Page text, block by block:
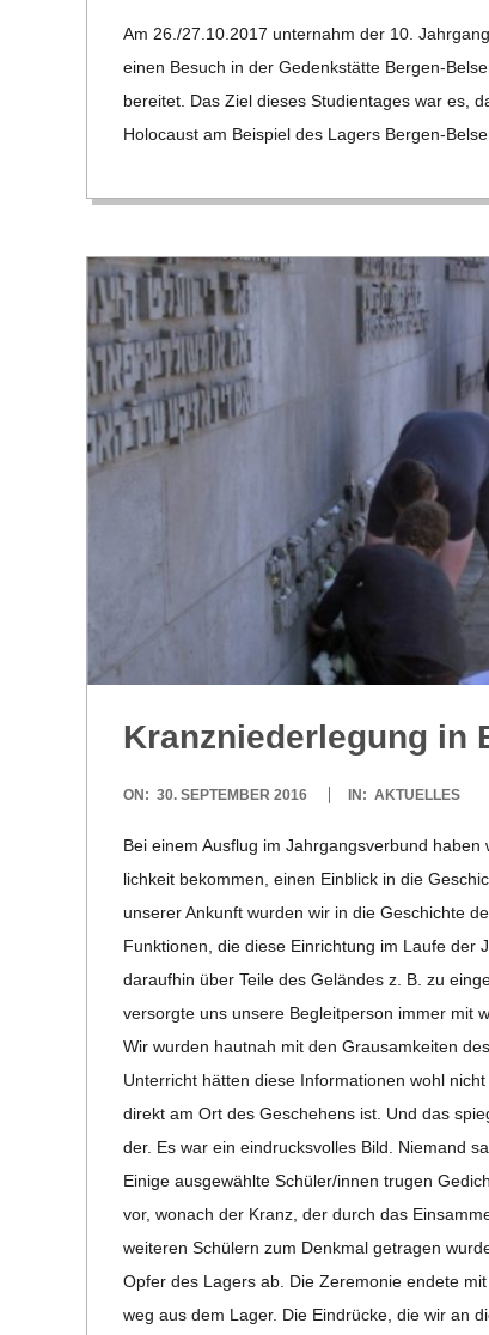
C
H
D
T
-
S
U
E
Am 26./27.10.2017 unter­nahm der 10.
einen Besuch in der Gedenk­stätte Ber­­gen-
be­rei­tet. Das Ziel die­ses Stu­di­en­ta­ges war es,
Holo­caust am Bei­spiel des Lagers Ber­­gen-
Kranz­nie­der­le­gung in
2016-
ON: 30. SEPTEMBER 2016 IN: AKTUELLES
Bei einem Aus­flug im Jahr­gangs­ver­bund
lich­keit bekom­men, einen Ein­blick in die
unse­rer Ankunft wur­den wir in die Geschichte
Funk­tio­nen, die diese Ein­rich­tung im Laufe der
dar­auf­hin über Teile des Gelän­des z. B. zu
ver­sorgte uns unsere Begleit­per­son immer mit
Wir wur­den haut­nah mit den Grau­sam­kei­ten
Unter­richt hät­ten diese Infor­ma­tio­nen wohl
direkt am Ort des Gesche­hens ist. Und das
der. Es war ein ein­drucks­vol­les Bild. Nie­mand
Einige aus­ge­wählte Schüler/​​innen tru­gen
vor, wonach der Kranz, der durch das
wei­te­ren Schü­lern zum Denk­mal getra­gen
Opfer des Lagers ab. Die Zere­mo­nie endete
weg aus dem Lager. Die Ein­drü­cke, die wir an